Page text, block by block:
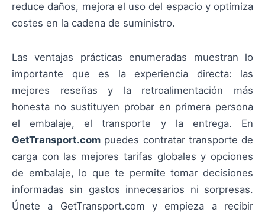
reduce daños, mejora el uso del espacio y optimiza
costes en la cadena de suministro.
Las ventajas prácticas enumeradas muestran lo
importante que es la experiencia directa: las
mejores reseñas y la retroalimentación más
honesta no sustituyen probar en primera persona
el embalaje, el transporte y la entrega. En
GetTransport.com puedes contratar transporte de
carga con las mejores tarifas globales y opciones
de embalaje, lo que te permite tomar decisiones
informadas sin gastos innecesarios ni sorpresas.
Únete a GetTransport.com y empieza a recibir